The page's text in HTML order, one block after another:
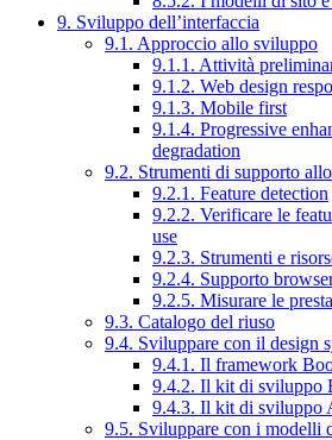
9. Sviluppo dell’interfaccia
9.1. Approccio allo sviluppo
9.1.1. Attività
9.1.2. Web design
9.1.3. Mobile first
9.1.4. Progressive
degradation
9.2. Strumenti di supporto
9.2.1. Feature detection
9.2.2. Verificare le
use
9.2.3. Strumenti e
9.2.4. Supporto
9.2.5. Misurare le
9.3. Catalogo del riuso
9.4. Sviluppare con il design
9.4.1. Il framework
9.4.2. Il kit di sviluppo
9.4.3. Il kit di sviluppo
9.5. Sviluppare con i modelli